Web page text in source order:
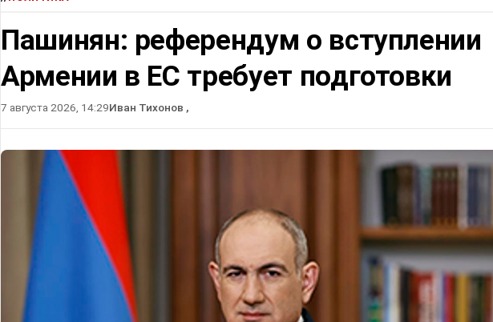
Пашинян: референдум о вступлении
Армении в ЕС требует подготовки
7 августа 2026, 14:29Иван Тихонов ,